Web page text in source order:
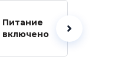
Питание
включено